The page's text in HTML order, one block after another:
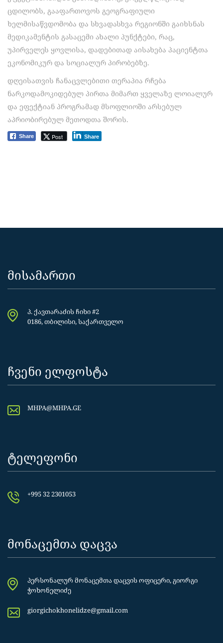
ცდილობს, გააფართოვოს გეოგრაფიული
ხელმისაწვდომობა და სხვადასხვა რეგიონში გაიხსნას
მედიკამენტის გასაცემი ახალი პუნქტები, რაც,
უპირველეს ყოვლისა, დადებითად აისახება პაციენტთა
ეკონომიკურ და სოციალურ პირობებზე.
დღეისათვის ჩანაცვლებითი თერაპია რჩება
ნარკოდამოკიდებულ პირთა მიმართ ყველაზე ლოიალურ
და ეფექტიან პროგრამად მსოფლიოში არსებულ
აპრიობირებულ მეთოდთა შორის.
Share Post Share
მისამართი
პ. ქავთარაძის ჩიხი #2
0186, თბილისი, საქართველო
ჩვენი ელფოსტა
MHPA@MHPA.GE
ტელეფონი
+995 32 2301053
მონაცემთა დაცვა
პერსონალურ მონაცემთა დაცვის ოფიცერი, გიორგი
ჭოხონელიძე
giorgichokhonelidze@gmail.com